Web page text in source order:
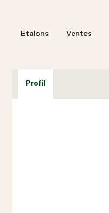
Etalons Ventes
Profil